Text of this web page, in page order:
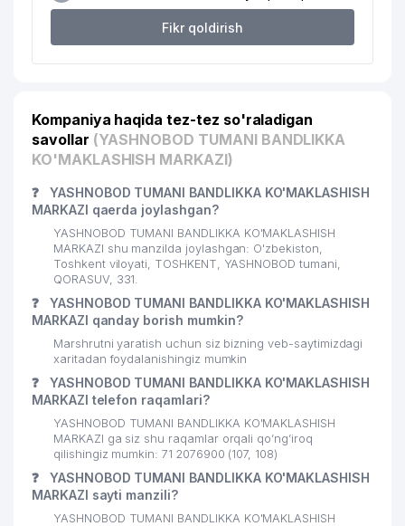
Fikr qoldirish
Kompaniya haqida tez-tez so'raladigan
savollar (YASHNOBOD TUMANI BANDLIKKA
KO'MAKLASHISH MARKAZI)
❓
YASHNOBOD TUMANI BANDLIKKA KO'MAKLASHISH
MARKAZI qaerda joylashgan?
YASHNOBOD TUMANI BANDLIKKA KO'MAKLASHISH
MARKAZI shu manzilda joylashgan: O'zbekiston,
Toshkent viloyati, TOSHKENT, YASHNOBOD tumani,
QORASUV, 331.
❓
YASHNOBOD TUMANI BANDLIKKA KO'MAKLASHISH
MARKAZI qanday borish mumkin?
Marshrutni yaratish uchun siz bizning veb-saytimizdagi
xaritadan foydalanishingiz mumkin
❓
YASHNOBOD TUMANI BANDLIKKA KO'MAKLASHISH
MARKAZI telefon raqamlari?
YASHNOBOD TUMANI BANDLIKKA KO'MAKLASHISH
MARKAZI ga siz shu raqamlar orqali qo’ng’iroq
qilishingiz mumkin: 71 2076900 (107, 108)
❓
YASHNOBOD TUMANI BANDLIKKA KO'MAKLASHISH
MARKAZI sayti manzili?
YASHNOBOD TUMANI BANDLIKKA KO'MAKLASHISH